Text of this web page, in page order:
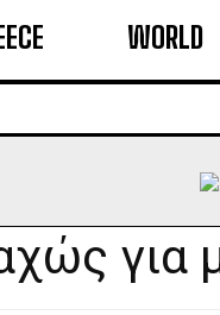
WORLD
για